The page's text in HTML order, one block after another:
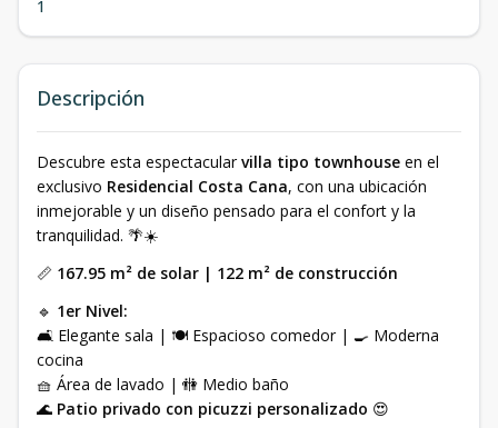
1
Descripción
Descubre esta espectacularvilla tipo townhouse en el
exclusivo Residencial Costa Cana, con una ubicación
inmejorable y un diseño pensado para el confort y la
tranquilidad. 🌴☀️
📏 167.95 m² de solar | 122 m² de construcción
🔹 1er Nivel:
🛋️ Elegante sala | 🍽️ Espacioso comedor | 🍳 Moderna
cocina
🧺 Área de lavado | 🚻 Medio baño
🌊 Patio privado con picuzzi personalizado 😍